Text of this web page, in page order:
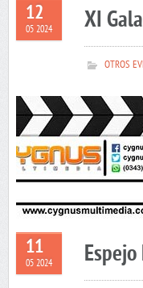
12
05 2024 XI
OTROS
11
05 2024